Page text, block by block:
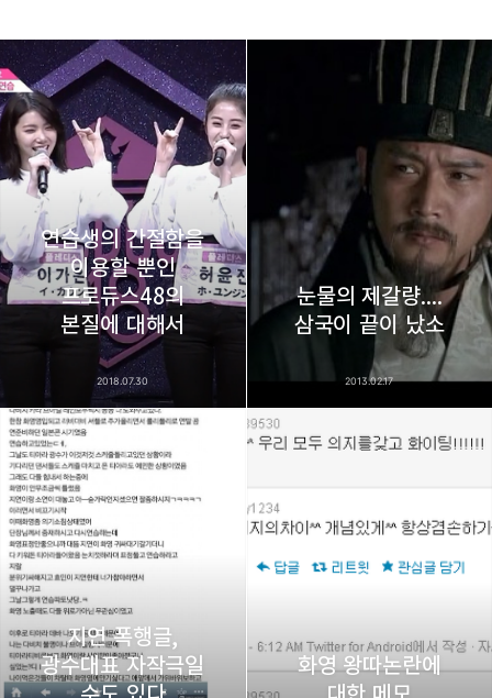
thebravepost.com
bravesjb@gmail.com, South Korea, Since 2004
구독하기 카카오톡 트위터
카카오스토리 밴드 네이버 블로그
연습생의 간절함을
이용할 뿐인
프로듀스48의
본질에 대해서
2018.07.30
눈물의 제갈량....
삼국이 끝이 났소
2013.02.17
지연 폭행글,
광수대표 자작극일
화영 왕따논란에